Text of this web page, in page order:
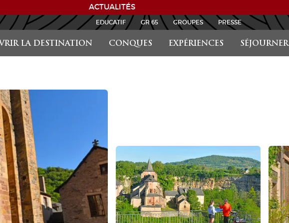
ACTUALITÉS
LA DESTINATION CONQUES EXPÉRIENCES SÉJOURNER
EDUCATIF GR 65 GROUPES PRESSE